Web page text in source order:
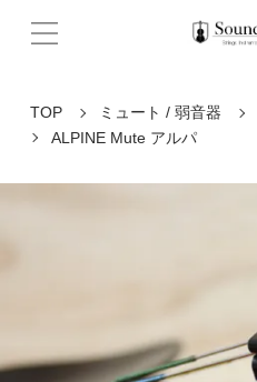
TOP ミュート / 弱音器
ALPINE Mute アルパ